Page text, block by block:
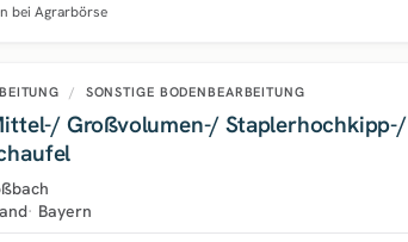
bei Agrarbörse
/ SONSTIGE BODENBEARBEITUNG
Großvolumen-/ Staplerhochkipp-/
Bayern